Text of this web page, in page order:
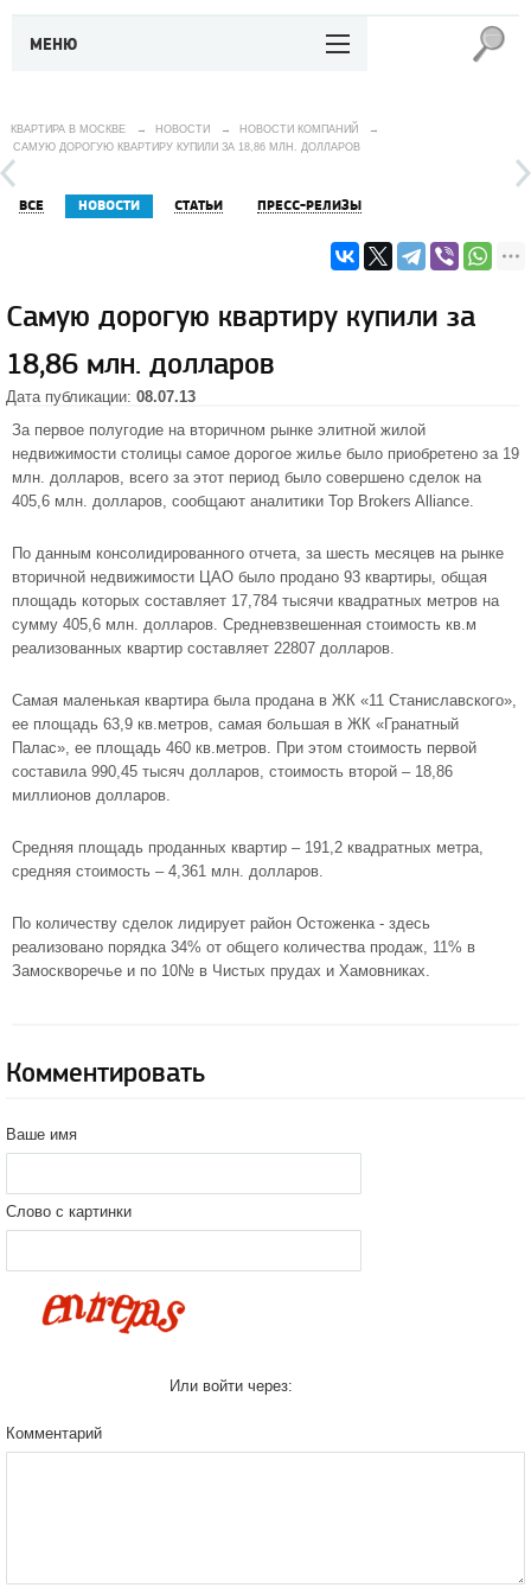
МЕНЮ
КВАРТИРА В МОСКВЕ → НОВОСТИ → НОВОСТИ КОМПАНИЙ
→
САМУЮ ДОРОГУЮ КВАРТИРУ КУПИЛИ ЗА 18,86 МЛН. ДОЛЛАРОВ
ВСЕ НОВОСТИ СТАТЬИ ПРЕСС-РЕЛИЗЫ
Самую дорогую квартиру купили за
18,86 млн. долларов
Дата публикации: 08.07.13
За первое полугодие на вторичном рынке элитной жилой
недвижимости столицы самое дорогое жилье было приобретено за 19
млн. долларов, всего за этот период было совершено сделок на
405,6 млн. долларов, сообщают аналитики Top Brokers Alliance.
По данным консолидированного отчета, за шесть месяцев на рынке
вторичной недвижимости ЦАО было продано 93 квартиры, общая
площадь которых составляет 17,784 тысячи квадратных метров на
сумму 405,6 млн. долларов. Средневзвешенная стоимость кв.м
реализованных квартир составляет 22807 долларов.
Самая маленькая квартира была продана в ЖК «11 Станиславского»,
ее площадь 63,9 кв.метров, самая большая в ЖК «Гранатный
Палас», ее площадь 460 кв.метров. При этом стоимость первой
составила 990,45 тысяч долларов, стоимость второй – 18,86
миллионов долларов.
Средняя площадь проданных квартир – 191,2 квадратных метра,
средняя стоимость – 4,361 млн. долларов.
По количеству сделок лидирует район Остоженка - здесь
реализовано порядка 34% от общего количества продаж, 11% в
Замоскворечье и по 10№ в Чистых прудах и Хамовниках.
Комментировать
Ваше имя
Слово с картинки
Или войти через:
Комментарий